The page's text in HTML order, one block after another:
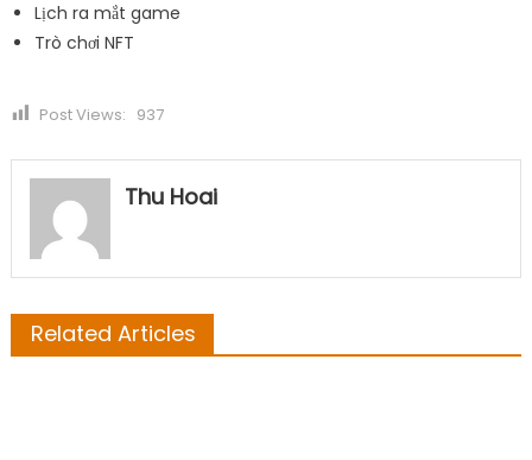
Lịch ra mắt game
Trò chơi NFT
Post Views: 937
Thu Hoai
Related Articles